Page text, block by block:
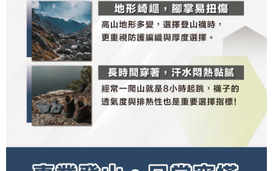
【Panduan Penggunaan Pembayaran Ansuran Gogo】
1. Perkhidmatan ini disediakan oleh Taiwan Mobile, pengguna telefon
mudah alih boleh segera menggunakan tanpa perlu memohon lagi.
(Hanya untuk nombor langganan peribadi, tidak terbuka untuk syarikat
dan kad prabayar)
2. Pilihan kaedah pembayaran "Pembayaran Ansuran Gogo", selepas
pesanan ditubuhkan, akan secara automatik dialihkan ke proses
transaksi Gogo, selepas pengesahan nombor telefon, pilih bilangan
ansuran yang diingini, tarikh akhir pembayaran, dan setelah
mengesahkan pembayaran, transaksi akan selesai.
3. Jumlah kelulusan sebenar, bilangan ansuran dan jumlah bayaran
akan dibatalkan secara automatik. Jika terdapat situasi "pindah untuk
untuk menggunakan AFTEE.
Sila hubungi NP Taiwan Inc. dics_tw@netprotections.co.jpjika anda
mempunyai sebarang kebimbangan mengenai pemprosesan dan
penggunaan pada data peribadi. Jika anda tidak bersetuju dengan data
peribadi yang disenaraikan seperti di atas akan dikumpul dan digunakan
oleh AFTEE, sila jangan gunakan perkhidmatan ini.